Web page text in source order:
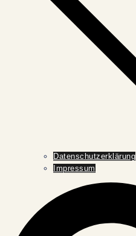
Datenschutzerklärung
Impressum